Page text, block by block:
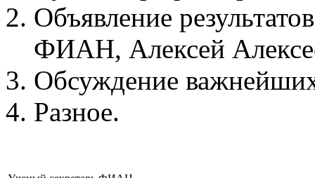
Объявление
ФИАН, Алексей
Обсуждение важнейших
Разное.